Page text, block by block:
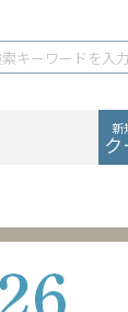
新